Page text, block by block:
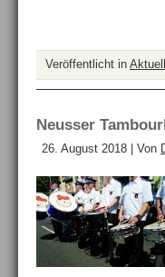
Veröffentlicht in
Neusser
26. August 2018 | Von